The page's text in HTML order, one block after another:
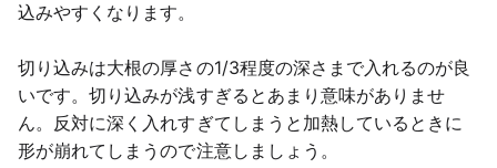
込みやすくなります。
切り込みは大根の厚さの1/3程度の深さまで入れるのが良
いです。切り込みが浅すぎるとあまり意味がありませ
ん。反対に深く入れすぎてしまうと加熱しているときに
形が崩れてしまうので注意しましょう。